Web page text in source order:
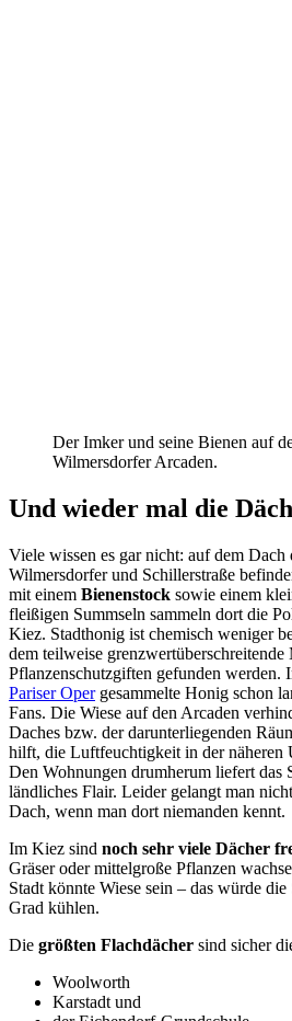
Der Imker und seine Bienen auf
Wilmersdorfer Arcaden.
Und wieder mal die
Viele wissen es gar nicht: auf dem Dach
Wilmersdorfer und Schillerstraße
mit einem Bienenstock sowie einem
fleißigen Summseln sammeln dort die
Kiez. Stadthonig ist chemisch weniger
dem teilweise grenzwertüberschreitende
Pflanzenschutzgiften gefunden werden.
Pariser Opergesammelte Honig schon
Fans. Die Wiese auf den Arcaden
Daches bzw. der darunterliegenden
hilft, die Luftfeuchtigkeit in der näheren
Den Wohnungen drumherum liefert das
ländliches Flair. Leider gelangt man
Dach, wenn man dort niemanden kennt.
Im Kiez sind noch sehr viele Dächer
Gräser oder mittelgroße Pflanzen
Stadt könnte Wiese sein – das würde
Grad kühlen.
Die größten Flachdächer sind sicher
Woolworth
Karstadt und